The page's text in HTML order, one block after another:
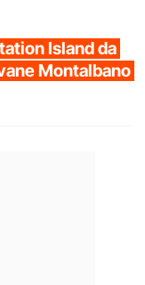
Island da
Montalbano